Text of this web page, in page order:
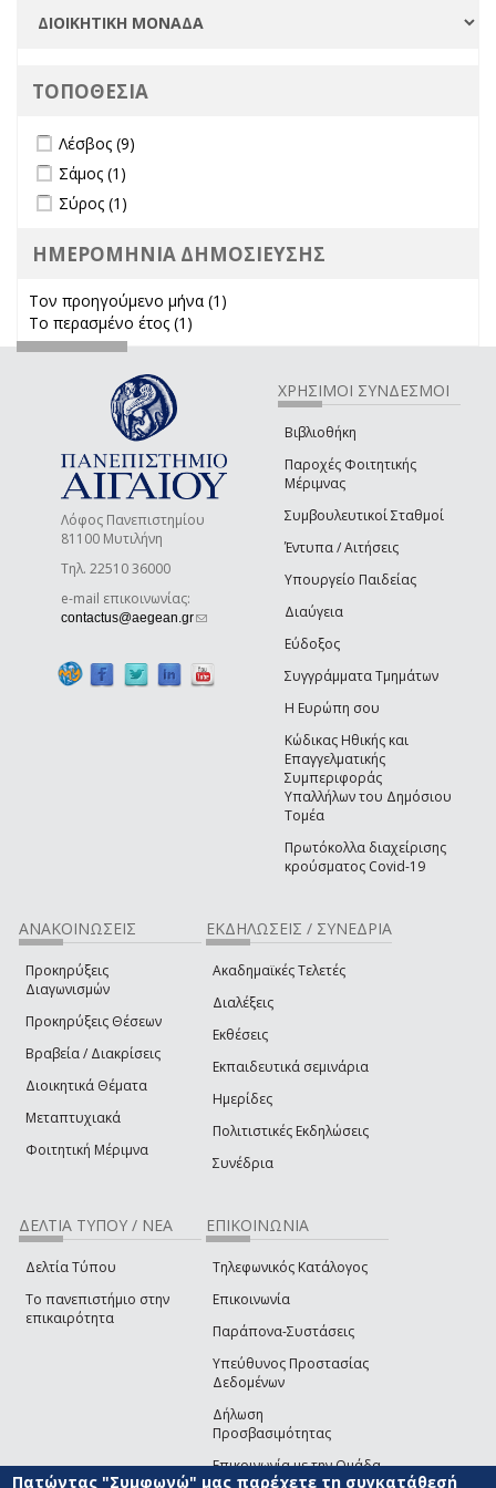
ΤΟΠΟΘΕΣΙΑ
Apply Λέσβος filter
Λέσβος (9)
Apply Σάμος filter
Σάμος (1)
Apply Σύρος filter
Σύρος (1)
ΗΜΕΡΟΜΗΝΙΑ ΔΗΜΟΣΙΕΥΣΗΣ
Τον προηγούμενο μήνα (1)
Το περασμένο έτος (1)
Λόφος Πανεπιστημίου
81100 Μυτιλήνη
Τηλ. 22510 36000
e-mail επικοινωνίας:
contactus@aegean.gr(link sends e-mail)
ΧΡΗΣΙΜΟΙ ΣΥΝΔΕΣΜΟΙ
Βιβλιοθήκη
Παροχές Φοιτητικής
Μέριμνας
Συμβουλευτικοί Σταθμοί
Έντυπα / Αιτήσεις
Υπουργείο Παιδείας
Διαύγεια
Εύδοξος
Συγγράμματα Τμημάτων
Η Ευρώπη σου
Κώδικας Ηθικής και
Επαγγελματικής
Συμπεριφοράς
Υπαλλήλων του Δημόσιου
Τομέα
Πρωτόκολλα διαχείρισης
κρούσματος Covid-19
ΑΝΑΚΟΙΝΩΣΕΙΣ
Προκηρύξεις
Διαγωνισμών
Προκηρύξεις Θέσεων
Βραβεία / Διακρίσεις
Διοικητικά Θέματα
Μεταπτυχιακά
Φοιτητική Μέριμνα
ΕΚΔΗΛΩΣΕΙΣ / ΣΥΝΕΔΡΙΑ
Ακαδημαϊκές Τελετές
Διαλέξεις
Εκθέσεις
Εκπαιδευτικά σεμινάρια
Ημερίδες
Πολιτιστικές Εκδηλώσεις
Συνέδρια
ΔΕΛΤΙΑ ΤΥΠΟΥ / ΝΕΑ
Δελτία Τύπου
Το πανεπιστήμιο στην
επικαιρότητα
ΕΠΙΚΟΙΝΩΝΙΑ
Τηλεφωνικός Κατάλογος
Επικοινωνία
Παράπονα-Συστάσεις
Υπεύθυνος Προστασίας
Δεδομένων
Δήλωση
Προσβασιμότητας
Επικοινωνία με την Ομάδα
Πατώντας "Συμφωνώ" μας παρέχετε τη συγκατάθεσή